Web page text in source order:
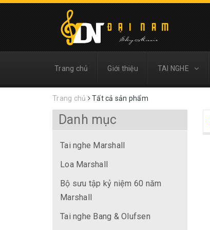
Trang chủ Giới thiệu TAI NGHE
Trang chủ Tất cả sản phẩm
Danh mục
Tai nghe Marshall
Loa Marshall
Bộ sưu tập kỷ niệm 60 năm
Marshall
Tai nghe Bang & Olufsen